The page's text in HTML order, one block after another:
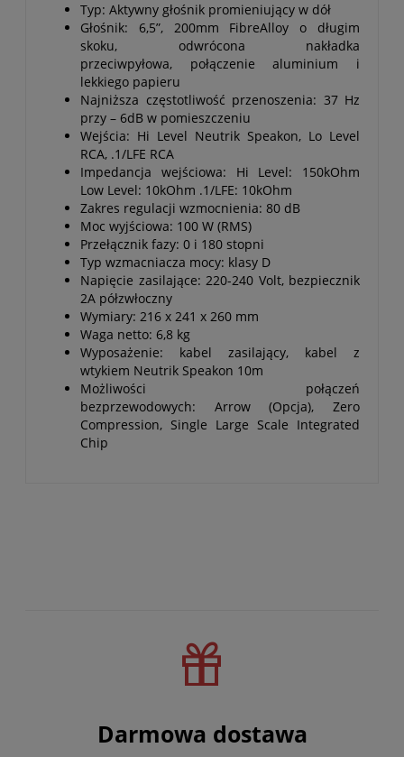
Typ: Aktywny głośnik promieniujący w dół
Głośnik: 6,5”, 200mm FibreAlloy o długim
skoku, odwrócona nakładka
przeciwpyłowa, połączenie aluminium i
lekkiego papieru
Najniższa częstotliwość przenoszenia: 37 Hz
przy – 6dB w pomieszczeniu
Wejścia: Hi Level Neutrik Speakon, Lo Level
RCA, .1/LFE RCA
Impedancja wejściowa: Hi Level: 150kOhm
Low Level: 10kOhm .1/LFE: 10kOhm
Zakres regulacji wzmocnienia: 80 dB
Moc wyjściowa: 100 W (RMS)
Przełącznik fazy: 0 i 180 stopni
Typ wzmacniacza mocy: klasy D
Napięcie zasilające: 220-240 Volt, bezpiecznik
2A półzwłoczny
Wymiary: 216 x 241 x 260 mm
Waga netto: 6,8 kg
Wyposażenie: kabel zasilający, kabel z
wtykiem Neutrik Speakon 10m
Możliwości połączeń
bezprzewodowych: Arrow (Opcja), Zero
Compression, Single Large Scale Integrated
Chip
Darmowa dostawa